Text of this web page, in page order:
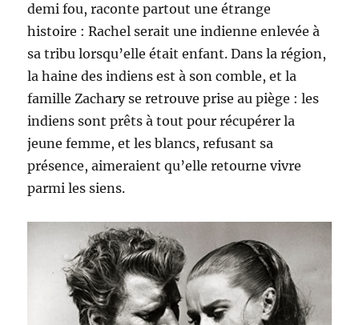
demi fou, raconte partout une étrange
histoire : Rachel serait une indienne enlevée à
sa tribu lorsqu’elle était enfant. Dans la région,
la haine des indiens est à son comble, et la
famille Zachary se retrouve prise au piège : les
indiens sont prêts à tout pour récupérer la
jeune femme, et les blancs, refusant sa
présence, aimeraient qu’elle retourne vivre
parmi les siens.